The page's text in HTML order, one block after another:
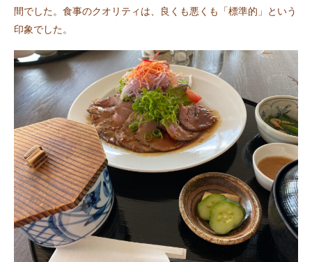
間でした。食事のクオリティは、良くも悪くも「標準的」という
印象でした。